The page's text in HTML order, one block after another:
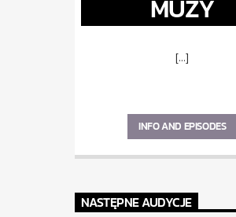
MUZY
[...]
INFO AND EPISODES
NASTĘPNE AUDYCJE